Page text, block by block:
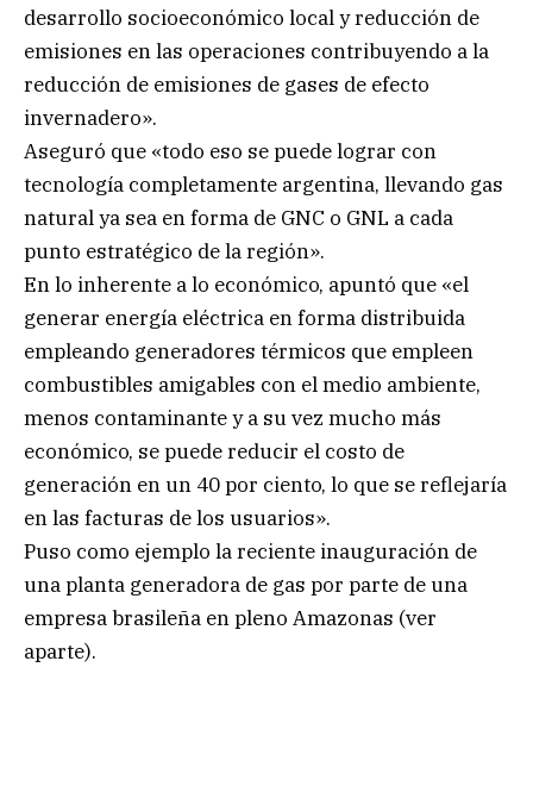
desarrollo socioeconómico local y reducción de
emisiones en las operaciones contribuyendo a la
reducción de emisiones de gases de efecto
invernadero».
Aseguró que «todo eso se puede lograr con
tecnología completamente argentina, llevando gas
natural ya sea en forma de GNC o GNL a cada
punto estratégico de la región».
En lo inherente a lo económico, apuntó que «el
generar energía eléctrica en forma distribuida
empleando generadores térmicos que empleen
combustibles amigables con el medio ambiente,
menos contaminante y a su vez mucho más
económico, se puede reducir el costo de
generación en un 40 por ciento, lo que se reflejaría
en las facturas de los usuarios».
Puso como ejemplo la reciente inauguración de
una planta generadora de gas por parte de una
empresa brasileña en pleno Amazonas (ver
aparte).